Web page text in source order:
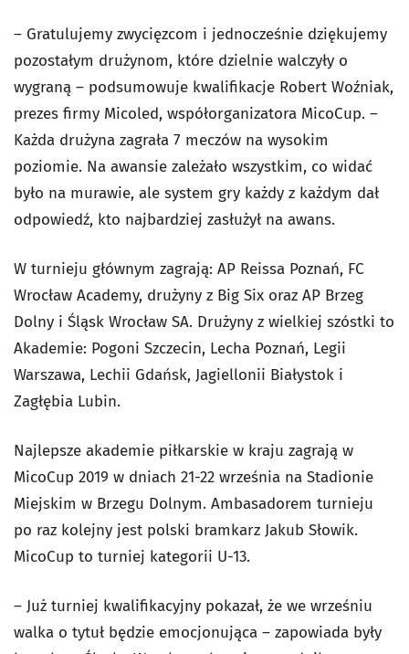
– Gratulujemy zwycięzcom i jednocześnie dziękujemy
pozostałym drużynom, które dzielnie walczyły o
wygraną – podsumowuje kwalifikacje Robert Woźniak,
prezes firmy Micoled, współorganizatora MicoCup. –
Każda drużyna zagrała 7 meczów na wysokim
poziomie. Na awansie zależało wszystkim, co widać
było na murawie, ale system gry każdy z każdym dał
odpowiedź, kto najbardziej zasłużył na awans.
W turnieju głównym zagrają: AP Reissa Poznań, FC
Wrocław Academy, drużyny z Big Six oraz AP Brzeg
Dolny i Śląsk Wrocław SA. Drużyny z wielkiej szóstki to
Akademie: Pogoni Szczecin, Lecha Poznań, Legii
Warszawa, Lechii Gdańsk, Jagiellonii Białystok i
Zagłębia Lubin.
Najlepsze akademie piłkarskie w kraju zagrają w
MicoCup 2019 w dniach 21-22 września na Stadionie
Miejskim w Brzegu Dolnym. Ambasadorem turnieju
po raz kolejny jest polski bramkarz Jakub Słowik.
MicoCup to turniej kategorii U-13.
– Już turniej kwalifikacyjny pokazał, że we wrześniu
walka o tytuł będzie emocjonująca – zapowiada były